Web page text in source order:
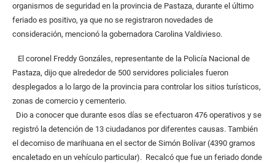
organismos de seguridad en la provincia de Pastaza, durante el último
feriado es positivo, ya que no se registraron novedades de
consideración, mencionó la gobernadora Carolina Valdivieso.
El coronel Freddy Gonzáles, representante de la Policía Nacional de
Pastaza, dijo que alrededor de 500 servidores policiales fueron
desplegados a lo largo de la provincia para controlar los sitios turísticos,
zonas de comercio y cementerio.
Dio a conocer que durante esos días se efectuaron 476 operativos y se
registró la detención de 13 ciudadanos por diferentes causas. También
el decomiso de marihuana en el sector de Simón Bolívar (4390 gramos
encaletado en un vehículo particular). Recalcó que fue un feriado donde